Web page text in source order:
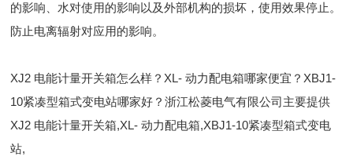
的影响、水对使用的影响以及外部机构的损坏，使用效果停止。
防止电离辐射对应用的影响。
XJ2 电能计量开关箱怎么样？XL- 动力配电箱哪家便宜？XBJ1-
10紧凑型箱式变电站哪家好？浙江松菱电气有限公司主要提供
XJ2 电能计量开关箱,XL- 动力配电箱,XBJ1-10紧凑型箱式变电
站,